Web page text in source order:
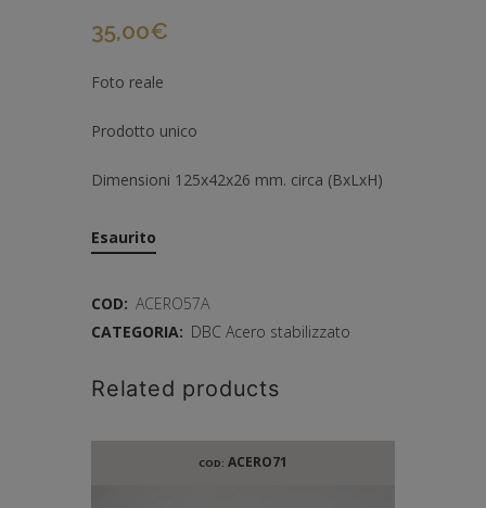
35,00€
Foto reale
Prodotto unico
Dimensioni 125x42x26 mm. circa (BxLxH)
Esaurito
COD: ACERO57A
CATEGORIA: DBC Acero stabilizzato
Related products
COD: ACERO71